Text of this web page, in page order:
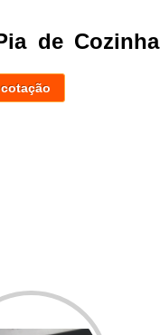
de Cozinha